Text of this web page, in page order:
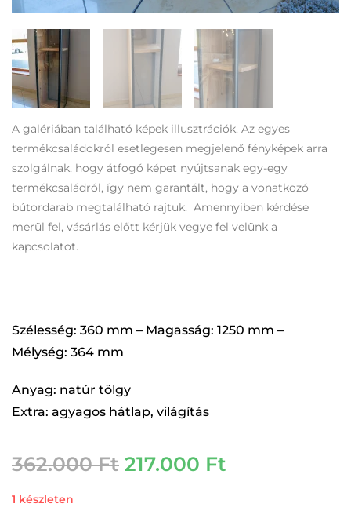
A galériában található képek illusztrációk. Az egyes
termékcsaládokról esetlegesen megjelenő fényképek arra
szolgálnak, hogy átfogó képet nyújtsanak egy-egy
termékcsaládról, így nem garantált, hogy a vonatkozó
bútordarab megtalálható rajtuk. Amennyiben kérdése
merül fel, vásárlás előtt kérjük vegye fel velünk a
kapcsolatot.
Szélesség: 360 mm – Magasság: 1250 mm –
Mélység: 364 mm
Anyag: natúr tölgy
Extra: agyagos hátlap, világítás
362.000Ft 217.000 Ft
1 készleten